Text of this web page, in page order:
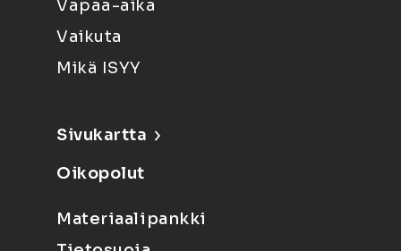
Vapaa-aika
Vaikuta
Mikä ISYY
Sivukartta
Oikopolut
Materiaalipankki